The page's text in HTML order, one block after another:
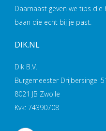
Daarnaast geven we tips
baan die echt bij je past.
DIK.NL
Dik B.V.
Burgemeester Drijbersingel
8021 JB Zwolle
Kvk: 74390708